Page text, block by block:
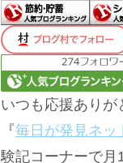
いつも応援ありが
『毎日が発見ネッ
験記コーナーで月